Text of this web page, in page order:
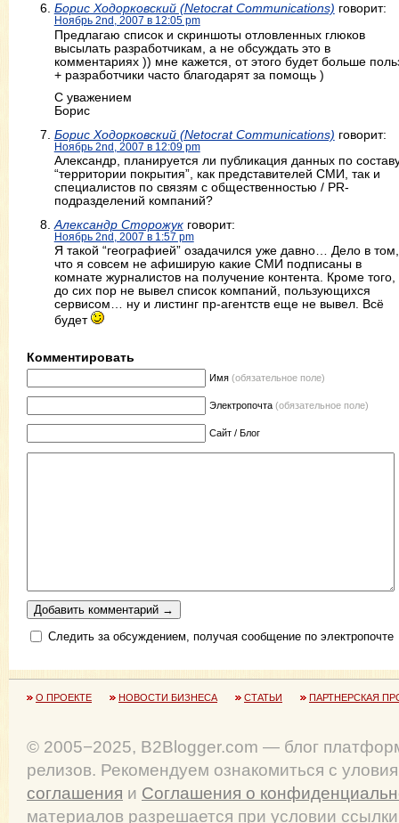
Борис Ходорковский (Netocrat Communications) говорит:
Ноябрь 2nd, 2007 в 12:05 pm
Предлагаю список и скриншоты отловленных глюков
высылать разработчикам, а не обсуждать это в
комментариях )) мне кажется, от этого будет больше
+ разработчики часто благодарят за помощь )
С уважением
Борис
Борис Ходорковский (Netocrat Communications) говорит:
Ноябрь 2nd, 2007 в 12:09 pm
Александр, планируется ли публикация данных по
“территории покрытия”, как представителей СМИ, так и
специалистов по связям с общественностью / PR-
подразделений компаний?
Александр Сторожукговорит:
Ноябрь 2nd, 2007 в 1:57 pm
Я такой “географией” озадачился уже давно… Дело в том,
что я совсем не афиширую какие СМИ подписаны в
комнате журналистов на получение контента. Кроме того,
до сих пор не вывел список компаний, пользующихся
сервисом… ну и листинг пр-агентств еще не вывел. Всё
будет
Комментировать
Имя (обязательное поле)
Электропочта (обязательное поле)
Сайт / Блог
Следить за обсуждением, получая сообщение по электропочте
О ПРОЕКТЕ НОВОСТИ БИЗНЕСА СТАТЬИ ПАРТНЕРСКАЯ
© 2005−2025, B2Blogger.com — блог
релизов. Рекомендуем ознакомиться с
соглашения и Соглашения о
материалов разрешается при условии